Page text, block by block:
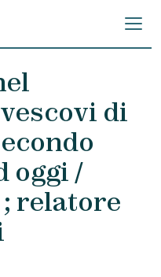
di
oggi /
relatore